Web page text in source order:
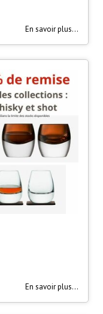
En savoir plus...
En savoir plus...